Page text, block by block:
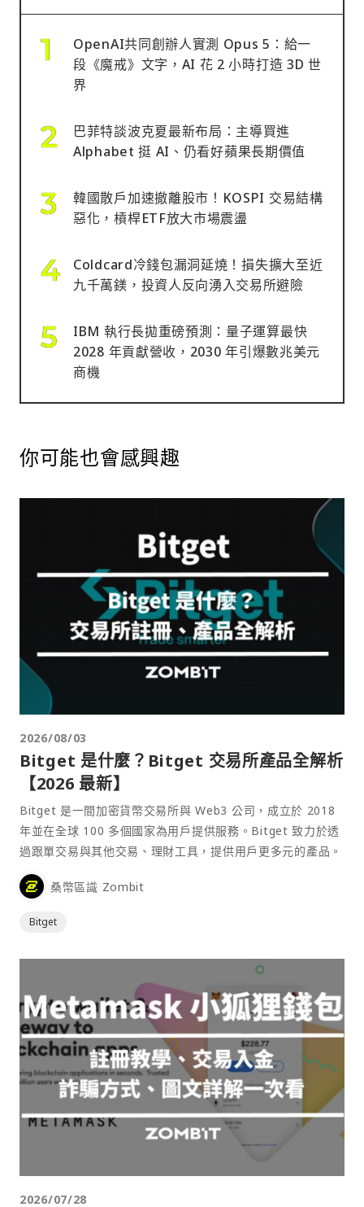
OpenAI共同創辦人實測 Opus 5：給一
段《魔戒》文字，AI 花 2 小時打造 3D 世
界
巴菲特談波克夏最新布局：主導買進
Alphabet 挺 AI、仍看好蘋果長期價值
韓國散戶加速撤離股市！KOSPI 交易結構
惡化，槓桿ETF放大市場震盪
Coldcard冷錢包漏洞延燒！損失擴大至近
九千萬鎂，投資人反向湧入交易所避險
IBM 執行長拋重磅預測：量子運算最快
2028 年貢獻營收，2030 年引爆數兆美元
商機
你可能也會感興趣
2026/08/03
Bitget 是什麼？Bitget 交易所產品全解析
【2026 最新】
Bitget 是一間加密貨幣交易所與 Web3 公司，成立於 2018
年並在全球 100 多個國家為用戶提供服務。Bitget 致力於透
過跟單交易與其他交易、理財工具，提供用戶更多元的產品。
桑幣區識 Zombit
Bitget
2026/07/28